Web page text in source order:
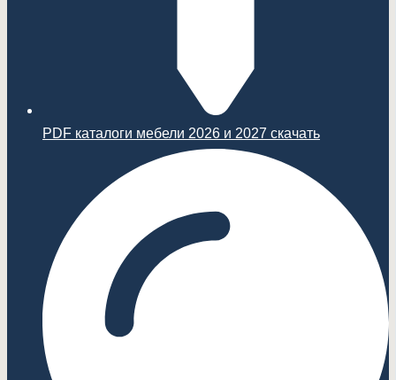
PDF каталоги мебели 2026 и 2027 скачать